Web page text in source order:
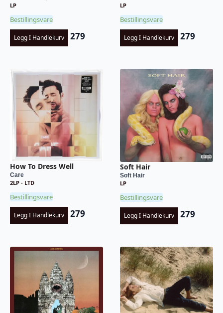
LP
Bestillingsvare
Legg I Handlekurv 279
LP
Bestillingsvare
Legg I Handlekurv 279
How To Dress Well
Care
2LP - LTD
Bestillingsvare
Legg I Handlekurv 279
Soft Hair
Soft Hair
LP
Bestillingsvare
Legg I Handlekurv 279